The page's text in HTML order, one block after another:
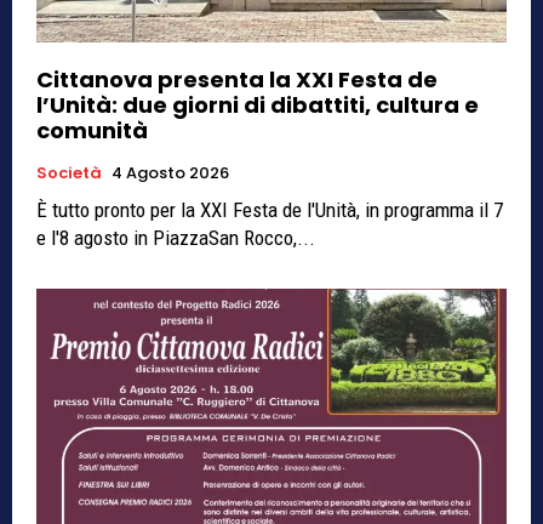
Cittanova presenta la XXI Festa de
l’Unità: due giorni di dibattiti, cultura e
comunità
Società 4 Agosto 2026
È tutto pronto per la XXI Festa de l'Unità, in programma il 7
e l'8 agosto in PiazzaSan Rocco,...